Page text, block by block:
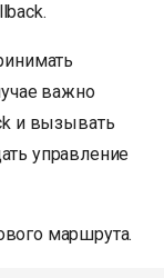
важно
и вызывать
управление
маршрута.